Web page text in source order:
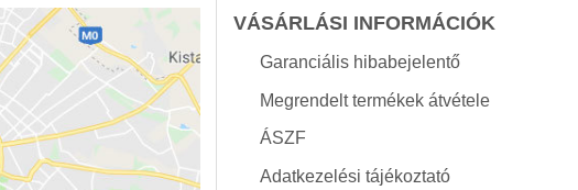
VÁSÁRLÁSI INFORMÁCIÓK
Garanciális hibabejelentő
Megrendelt termékek átvétele
ÁSZF
Adatkezelési tájékoztató